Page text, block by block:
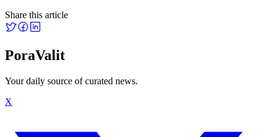
Share this article
PoraValit
Your daily source of curated news.
X